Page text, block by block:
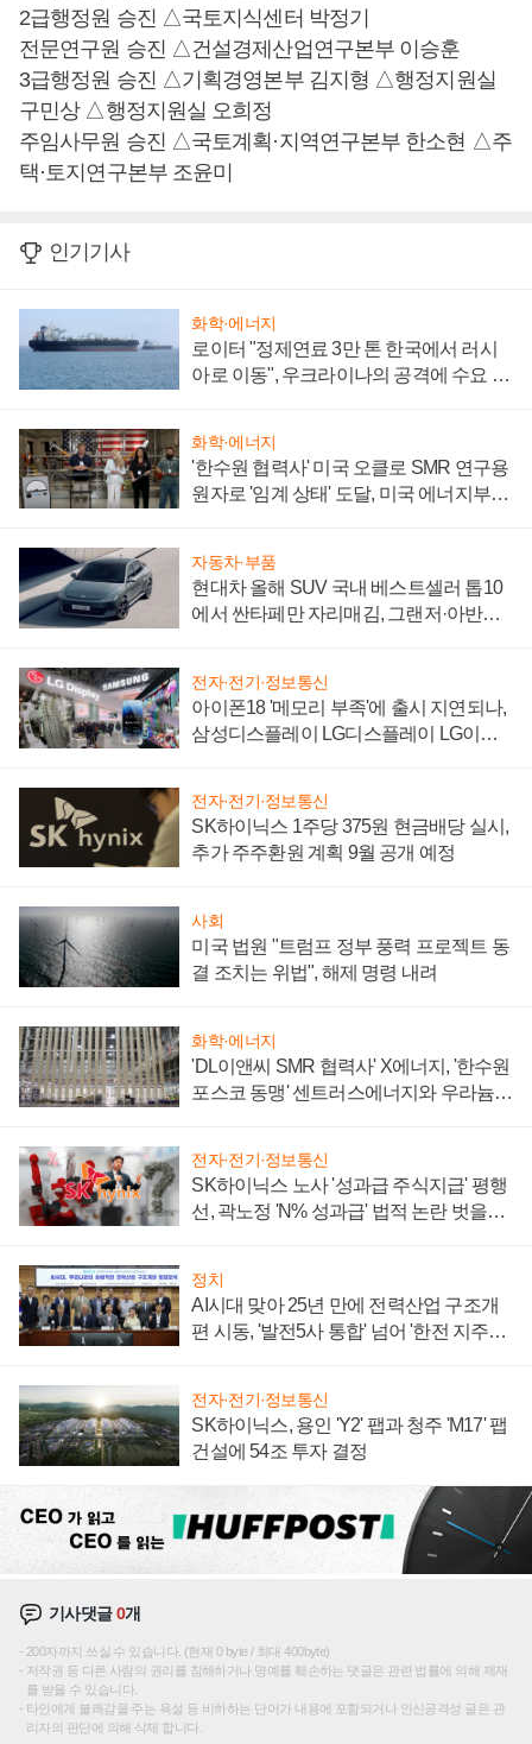
2급행정원 승진 △국토지식센터 박정기
전문연구원 승진 △건설경제산업연구본부 이승훈
3급행정원 승진 △기획경영본부 김지형 △행정지원실
구민상 △행정지원실 오희정
주임사무원 승진 △국토계획·지역연구본부 한소현 △주
택·토지연구본부 조윤미
인기기사
화학·에너지
로이터 "정제연료 3만 톤 한국에서 러시
아로 이동", 우크라이나의 공격에 수요 늘
화학·에너지
'한수원 협력사' 미국 오클로 SMR 연구용
원자로 '임계 상태' 도달, 미국 에너지부
자동차·부품
현대차 올해 SUV 국내 베스트셀러 톱10
에서 싼타페만 자리매김, 그랜저·아반떼
전자·전기·정보통신
아이폰18 '메모리 부족'에 출시 지연되나,
삼성디스플레이 LG디스플레이 LG이노
전자·전기·정보통신
SK하이닉스 1주당 375원 현금배당 실시,
추가 주주환원 계획 9월 공개 예정
사회
미국 법원 "트럼프 정부 풍력 프로젝트 동
결 조치는 위법", 해제 명령 내려
화학·에너지
'DL이앤씨 SMR 협력사' X에너지, '한수원
포스코 동맹' 센트러스에너지와 우라늄
전자·전기·정보통신
SK하이닉스 노사 '성과급 주식지급' 평행
선, 곽노정 'N% 성과급' 법적 논란 벗을지
정치
AI시대 맞아 25년 만에 전력산업 구조개
편 시동, '발전5사 통합' 넘어 '한전 지주사'
전자·전기·정보통신
SK하이닉스, 용인 'Y2' 팹과 청주 'M17' 팹
건설에 54조 투자 결정
기사댓글0개
200자까지 쓰실 수 있습니다. (현재 0 byte / 최대 400byte)
저작권 등 다른 사람의 권리를 침해하거나 명예를 훼손하는 댓글은 관련 법률에 의해 제재
를 받을 수 있습니다.
타인에게 불쾌감을 주는 욕설 등 비하하는 단어가 내용에 포함되거나 인신공격성 글은 관
리자의 판단에 의해 삭제 합니다.